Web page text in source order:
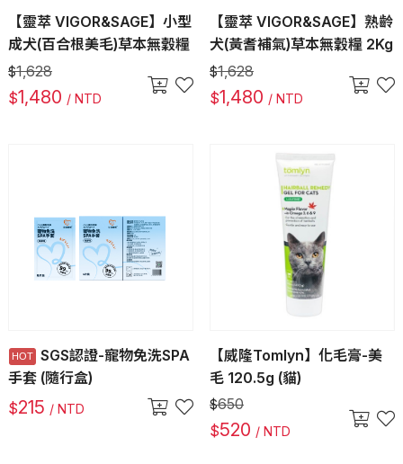
【靈萃 VIGOR&SAGE】小型
成犬(百合根美毛)草本無穀糧
$1,628
$1,480 / NTD
【靈萃 VIGOR&SAGE】熟齡
犬(黃耆補氣)草本無穀糧 2Kg
$1,628
$1,480 / NTD
SGS認證-寵物免洗SPA
手套 (隨行盒)
$215 / NTD
【威隆Tomlyn】化毛膏-美
毛 120.5g (貓)
$650
$520 / NTD